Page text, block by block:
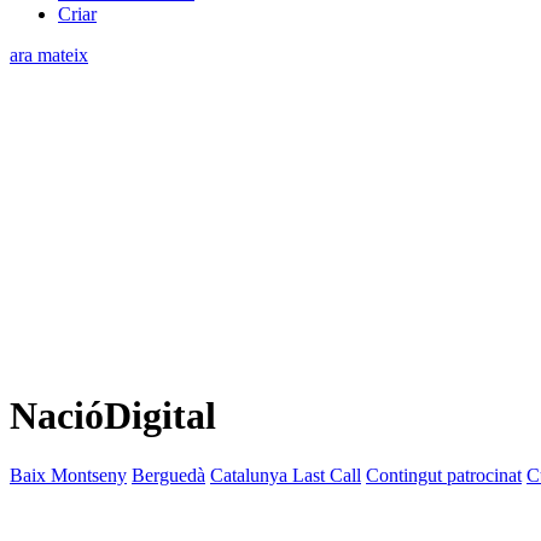
Criar
ara mateix
NacióDigital
Baix Montseny Berguedà Catalunya Last Call Contingut patrocinat